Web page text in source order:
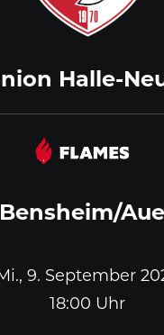
Halle-
Bensheim/
9. September
18:00 Uhr